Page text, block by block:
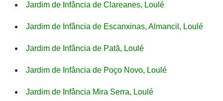
Jardim de Infância de Clareanes, Loulé
Jardim de Infância de Escanxinas, Almancil, Loulé
Jardim de Infância de Patã, Loulé
Jardim de Infância de Poço Novo, Loulé
Jardim de Infância Mira Serra, Loulé